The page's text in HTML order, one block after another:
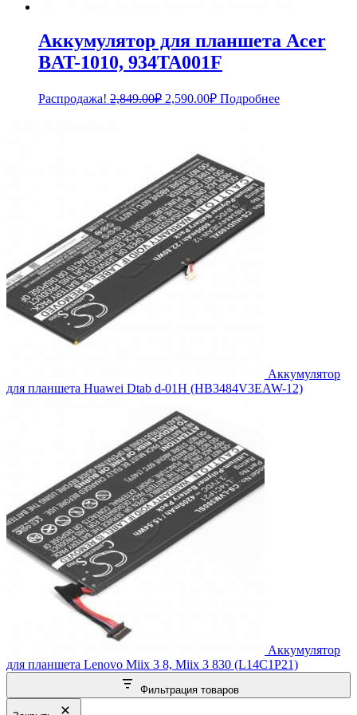
Аккумулятор для планшета Acer
BAT-1010, 934TA001F
Распродажа! 2,849.00₽ Первоначальная
2,590.00₽Текущая
цена:
Подробнее
Аккумулятор
для планшета Huawei Dtab d-01H (HB3484V3EAW-12)
Аккумулятор
для планшета Lenovo Miix 3 8, Miix 3 830 (L14C1P21)
Фильтрация товаров